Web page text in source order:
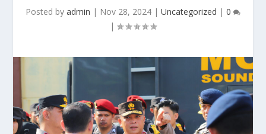
Posted by admin | Nov 28, 2024 | Uncategorized | 0
|